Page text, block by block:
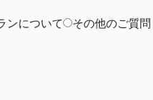
ンについて
その他のご質問